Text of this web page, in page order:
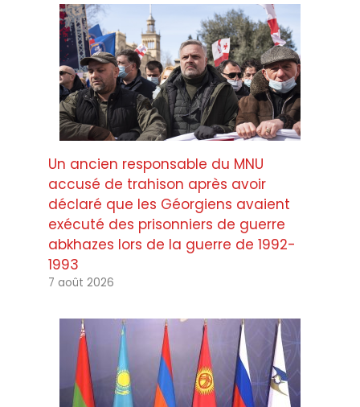
Un ancien responsable du MNU
accusé de trahison après avoir
déclaré que les Géorgiens avaient
exécuté des prisonniers de guerre
abkhazes lors de la guerre de 1992-
1993
7 août 2026